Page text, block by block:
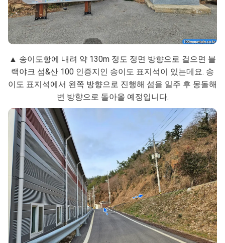
▲ 송이도항에 내려 약 130m 정도 정면 방향으로 걸으면 블
랙야크 섬&산 100 인증지인 송이도 표지석이 있는데요. 송
이도 표지석에서 왼쪽 방향으로 진행해 섬을 일주 후 몽돌해
변 방향으로 돌아올 예정입니다.